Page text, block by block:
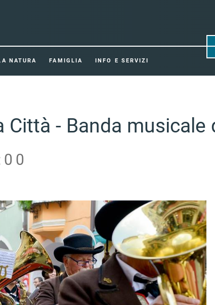
NATURA FAMIGLIA INFO E SERVIZI
Città - Banda musicale